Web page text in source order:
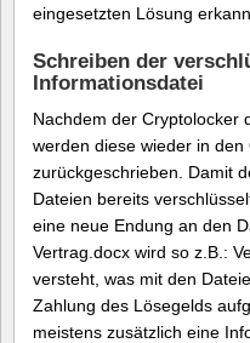
eingesetzten Lösung
Schreiben der
Informationsdatei
Nachdem der Cryptolocker
werden diese wieder in den
zurückgeschrieben. Damit
Dateien bereits
eine neue Endung an den
Vertrag.docx wird so z.B.:
versteht, was mit den
Zahlung des Lösegelds
meistens zusätzlich eine